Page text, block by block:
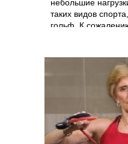
небольшие
таких видов
гольф. К